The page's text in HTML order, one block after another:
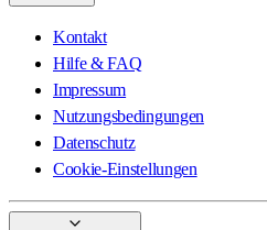
Kontakt
Hilfe & FAQ
Impressum
Nutzungsbedingungen
Datenschutz
Cookie-Einstellungen